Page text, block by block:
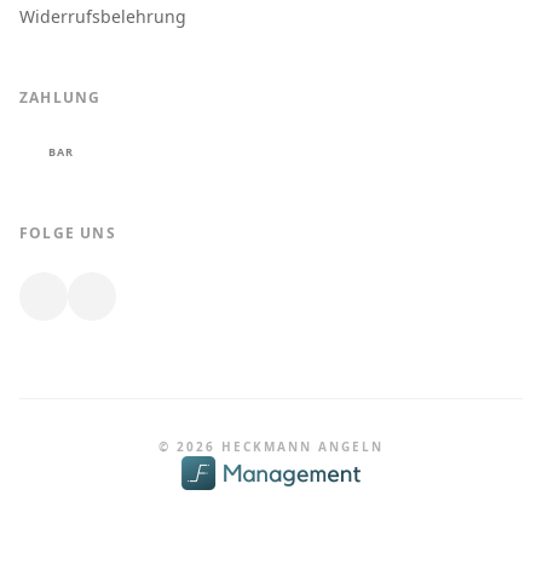
Widerrufsbelehrung
ZAHLUNG
BAR
FOLGE UNS
© 2026 HECKMANN ANGELN